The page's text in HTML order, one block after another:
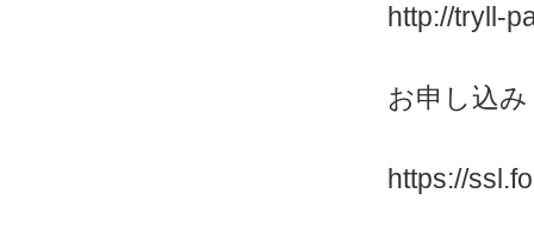
http://tryll-
お申し込み
https://